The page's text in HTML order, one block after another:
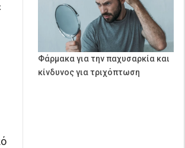
Φάρμακα για την παχυσαρκία και
κίνδυνος για τριχόπτωση